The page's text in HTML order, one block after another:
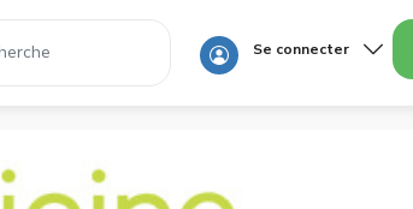
Se connecter